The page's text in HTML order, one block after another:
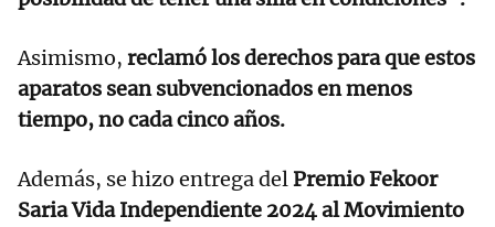
Asimismo, reclamó los derechos para que estos
aparatos sean subvencionados en menos
tiempo, no cada cinco años.
Además, se hizo entrega delPremio Fekoor
Saria Vida Independiente 2024 al Movimiento